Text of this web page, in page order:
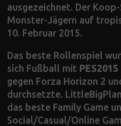
ausgezeichnet. Der
Monster-Jägern auf
10. Februar 2015.
Das beste Rollenspiel
sich Fußball mit PES2015
gegen Forza Horizon 2
durchsetzte.
das beste Family Game
Social/Casual/Online